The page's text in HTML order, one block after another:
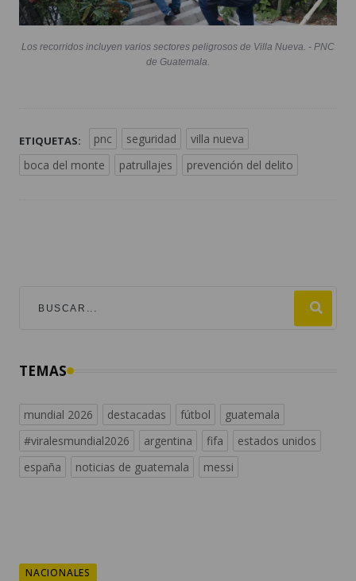
Los recorridos incluyen varios sectores peligrosos de Villa Nueva. - PNC
de Guatemala.
ETIQUETAS: pnc seguridad
villa nueva
boca del monte
patrullajes prevención del delito
TEMAS
mundial 2026 destacadas fútbol
guatemala
#viralesmundial2026
argentina fifa
estados unidos
españa
noticias de guatemala messi
NACIONALES